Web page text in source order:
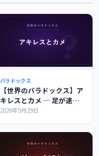
パラドックス
【世界のパラドックス】ア
キレスとカメ ─ 足が速く
ても永遠にカメに追いつけ
2026年5月29日